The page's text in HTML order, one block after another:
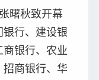
曙秋致开幕
行、建设银
银行、农业
商银行、华